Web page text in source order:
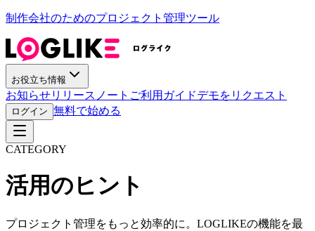
制作会社のためのプロジェクト管理ツール
お役立ち情報
お知らせリリースノート ご利用ガイドデモをリクエスト
ログイン 無料で始める
CATEGORY
活用のヒント
プロジェクト管理をもっと効率的に。LOGLIKEの機能を最